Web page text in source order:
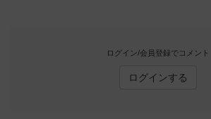
ログイン/会員登録でコメント
ログインする